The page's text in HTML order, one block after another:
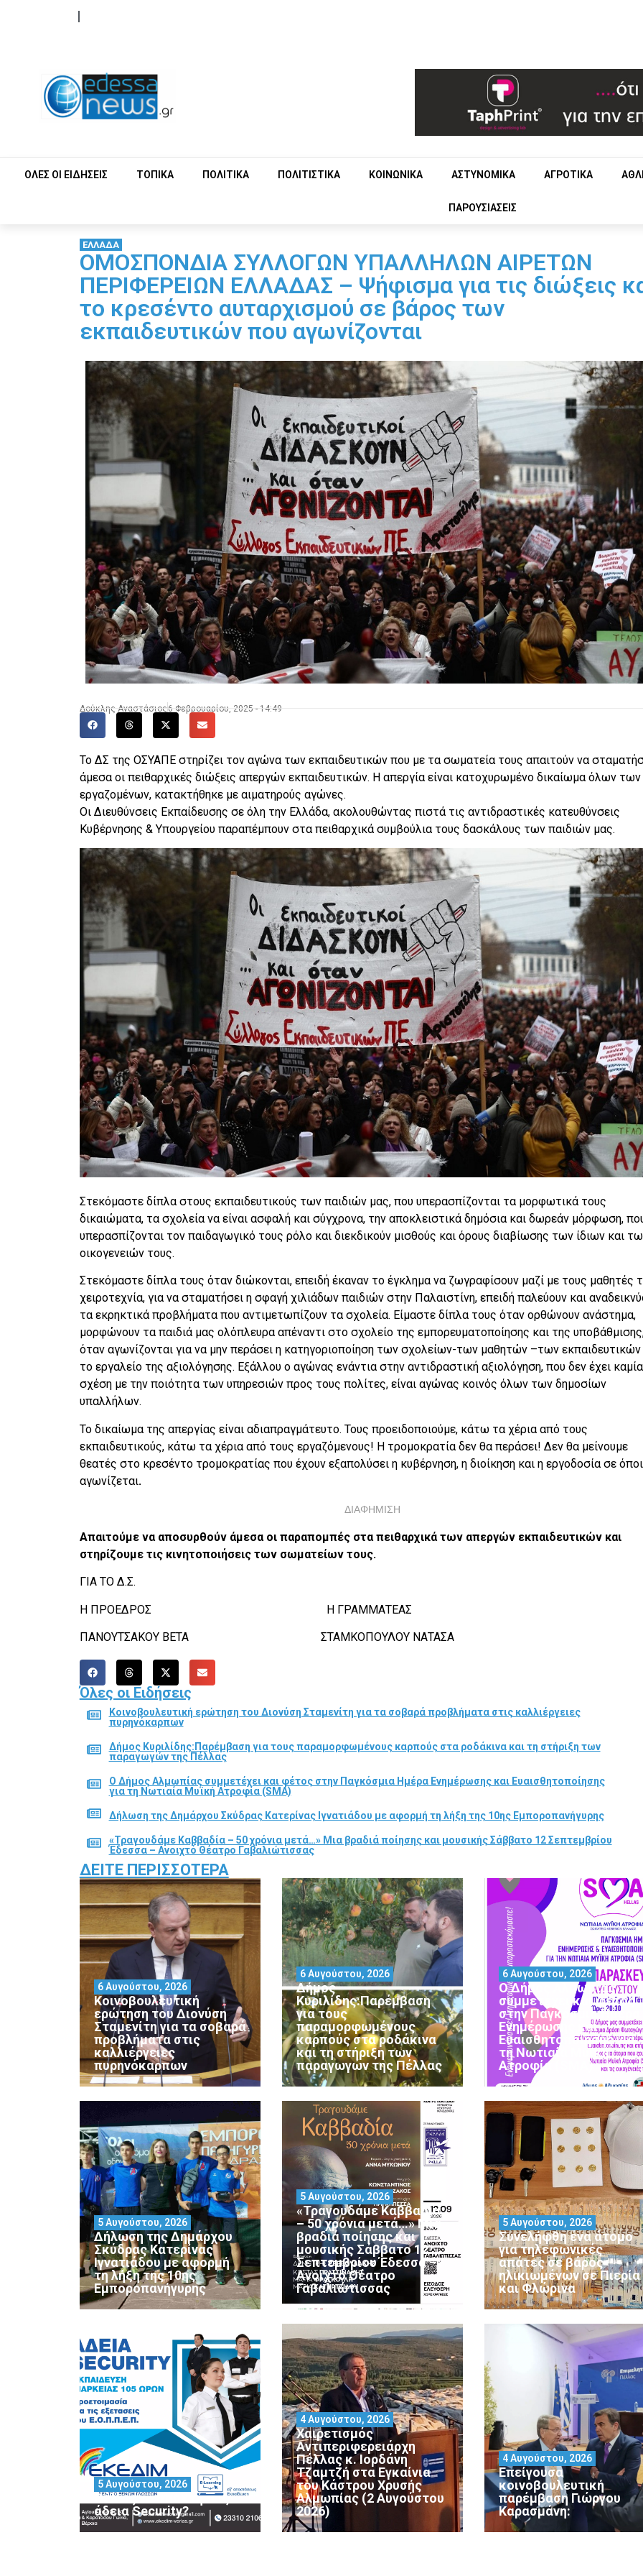
ΟΛΕΣ ΟΙ ΕΙΔΗΣΕΙΣ ΤΟΠΙΚΑ ΠΟΛΙΤΙΚΑ ΠΟΛΙΤΙΣΤΙΚΑ ΚΟΙΝΩΝΙΚΑ ΑΣΤΥΝΟΜΙΚΑ ΑΓΡΟΤΙΚΑ
ΠΑΡΟΥΣΙΑΣΕΙΣ
ΕΛΛΑΔΑ
ΟΜΟΣΠΟΝΔΙΑ ΣΥΛΛΟΓΩΝ ΥΠΑΛΛΗΛΩΝ ΑΙΡΕΤΩΝ
ΠΕΡΙΦΕΡΕΙΩΝ ΕΛΛΑΔΑΣ – Ψήφισμα για τις διώξεις
το κρεσέντο αυταρχισμού σε βάρος των
εκπαιδευτικών που αγωνίζονται
Δούκλης Αναστάσιος 6 Φεβρουαρίου, 2025 - 14:49
Το ΔΣ της ΟΣΥΑΠΕ στηρίζει τον αγώνα των εκπαιδευτικών που με τα σωματεία τους απαιτούν να
άμεσα οι πειθαρχικές διώξεις απεργών εκπαιδευτικών. Η απεργία είναι κατοχυρωμένο δικαίωμα όλων των
εργαζομένων, κατακτήθηκε με αιματηρούς αγώνες.
Οι Διευθύνσεις Εκπαίδευσης σε όλη την Ελλάδα, ακολουθώντας πιστά τις αντιδραστικές κατευθύνσεις
Κυβέρνησης & Υπουργείου παραπέμπουν στα πειθαρχικά συμβούλια τους δασκάλους των παιδιών μας.
Στεκόμαστε δίπλα στους εκπαιδευτικούς των παιδιών μας, που υπερασπίζονται τα μορφωτικά τους
δικαιώματα, τα σχολεία να είναι ασφαλή και σύγχρονα, την αποκλειστικά δημόσια και δωρεάν μόρφωση,
υπερασπίζονται τον παιδαγωγικό τους ρόλο και διεκδικούν μισθούς και όρους διαβίωσης των ίδιων και
οικογενειών τους.
Στεκόμαστε δίπλα τους όταν διώκονται, επειδή έκαναν το έγκλημα να ζωγραφίσουν μαζί με τους μαθητές
χειροτεχνία, για να σταματήσει η σφαγή χιλιάδων παιδιών στην Παλαιστίνη, επειδή παλεύουν και
τα εκρηκτικά προβλήματα που αντιμετωπίζουν τα σχολεία. Είμαστε δίπλα τους όταν ορθώνουν ανάστημα,
μορφώνουν τα παιδιά μας ολόπλευρα απέναντι στο σχολείο της εμπορευματοποίησης και της
όταν αγωνίζονται για να μην περάσει η κατηγοριοποίηση των σχολείων-των μαθητών –των εκπαιδευτικών
το εργαλείο της αξιολόγησης. Εξάλλου ο αγώνας ενάντια στην αντιδραστική αξιολόγηση, που δεν έχει καμία
σχέση με την ποιότητα των υπηρεσιών προς τους πολίτες, είναι αγώνας κοινός όλων των δημοσίων
υπαλλήλων.
Το δικαίωμα της απεργίας είναι αδιαπραγμάτευτο. Τους προειδοποιούμε, κάτω τα χέρια από τους
εκπαιδευτικούς, κάτω τα χέρια από τους εργαζόμενους! Η τρομοκρατία δεν θα περάσει! Δεν θα μείνουμε
θεατές στο κρεσέντο τρομοκρατίας που έχουν εξαπολύσει η κυβέρνηση, η διοίκηση και η εργοδοσία σε
αγωνίζεται.
ΔΙΑΦΗΜΙΣΗ
Απαιτούμε να αποσυρθούν άμεσα οι παραπομπές στα πειθαρχικά των απεργών εκπαιδευτικών και
στηρίζουμε τις κινητοποιήσεις των σωματείων τους.
ΓΙΑ ΤΟ Δ.Σ.
Η ΠΡΟΕΔΡΟΣ Η ΓΡΑΜΜΑΤΕΑΣ
ΠΑΝΟΥΤΣΑΚΟΥ ΒΕΤΑ ΣΤΑΜΚΟΠΟΥΛΟΥ ΝΑΤΑΣΑ
Όλες οι Ειδήσεις
Κοινοβουλευτική ερώτηση του Διονύση Σταμενίτη για τα σοβαρά προβλήματα στις καλλιέργειες
πυρηνόκαρπων
Δήμος Κυριλίδης:Παρέμβαση για τους παραμορφωμένους καρπούς στα ροδάκινα και τη στήριξη των
παραγωγών της Πέλλας
Ο Δήμος Αλμωπίας συμμετέχει και φέτος στην Παγκόσμια Ημέρα Ενημέρωσης και Ευαισθητοποίησης
για τη Νωτιαία Μυϊκή Ατροφία (SMA)
Δήλωση της Δημάρχου Σκύδρας Κατερίνας Ιγνατιάδου με αφορμή τη λήξη της 10ης Εμποροπανήγυρης
«Τραγουδάμε Καββαδία – 50 χρόνια μετά…» Μια βραδιά ποίησης και μουσικής Σάββατο 12 Σεπτεμβρίου
Έδεσσα – Ανοιχτό Θέατρο Γαβαλιώτισσας
ΔΕΊΤΕ ΠΕΡΙΣΣΌΤΕΡΑ
Κοινοβουλευτική
ερώτηση του Διονύση
Σταμενίτη για τα σοβαρά
προβλήματα στις
καλλιέργειες
πυρηνόκαρπων
6 Αυγούστου, 2026
Δήμος
Κυριλίδης:Παρέμβαση
για τους
παραμορφωμένους
καρπούς στα ροδάκινα
και τη στήριξη των
παραγωγών της Πέλλας
6 Αυγούστου, 2026
Ο Δήμος Αλμωπίας
συμμετέχει και φέτος
στην Παγκόσμια Ημέρα
Ενημέρωσης και
Ευαισθητοποίησης για
τη Νωτιαία Μυϊκή
Ατροφία (SMA)
6 Αυγούστου, 2026
Δήλωση της Δημάρχου
Σκύδρας Κατερίνας
Ιγνατιάδου με αφορμή
τη λήξη της 10ης
Εμποροπανήγυρης
5 Αυγούστου, 2026
«Τραγουδάμε Καββαδία
– 50 χρόνια μετά…» Μια
βραδιά ποίησης και
μουσικής Σάββατο 12
Σεπτεμβρίου Έδεσσα –
Ανοιχτό Θέατρο
Γαβαλιώτισσας
5 Αυγούστου, 2026
Συνελήφθη ένα άτομο
για τηλεφωνικές
απάτες σε βάρος
ηλικιωμένων σε Πιερία
και Φλώρινα
5 Αυγούστου, 2026
Θέλεις να αποκτήσεις
άδεια Security?
5 Αυγούστου, 2026
Χαιρετισμός
Αντιπεριφερειάρχη
Πέλλας κ. Ιορδάνη
Τζαμτζή στα Εγκαίνια
του Κάστρου Χρυσής
Αλμωπίας (2 Αυγούστου
2026)
4 Αυγούστου, 2026
Επείγουσα
κοινοβουλευτική
παρέμβαση Γιώργου
Καρασμάνη:
4 Αυγούστου, 2026